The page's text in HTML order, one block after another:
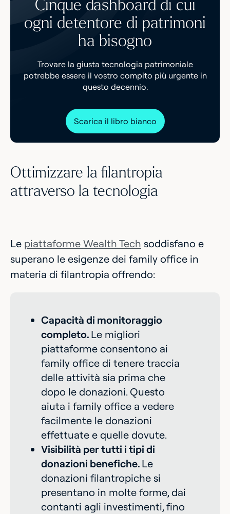
Cinque dashboard di cui
ogni detentore di patrimoni
ha bisogno
Trovare la giusta tecnologia patrimoniale
potrebbe essere il vostro compito più urgente in
questo decennio.
Scarica il libro bianco
Ottimizzare la filantropia
attraverso la tecnologia
Le piattaforme Wealth Tech soddisfano e
superano le esigenze dei family office in
materia di filantropia offrendo:
Capacità di monitoraggio
completo. Le migliori
piattaforme consentono ai
family office di tenere traccia
delle attività sia prima che
dopo le donazioni. Questo
aiuta i family office a vedere
facilmente le donazioni
effettuate e quelle dovute.
Visibilità per tutti i tipi di
donazioni benefiche. Le
donazioni filantropiche si
presentano in molte forme, dai
contanti agli investimenti, fino